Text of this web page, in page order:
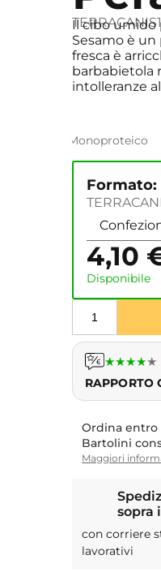
Il cibo umido
Sesamo è
fresca è
barbabietola
intolleranze
Monoproteico
Formato:
4,10
Disponibile
★★★★★
RAPPORTO
Ordina entro
Bartolini
Maggiori
sopra
con corriere
lavorativi